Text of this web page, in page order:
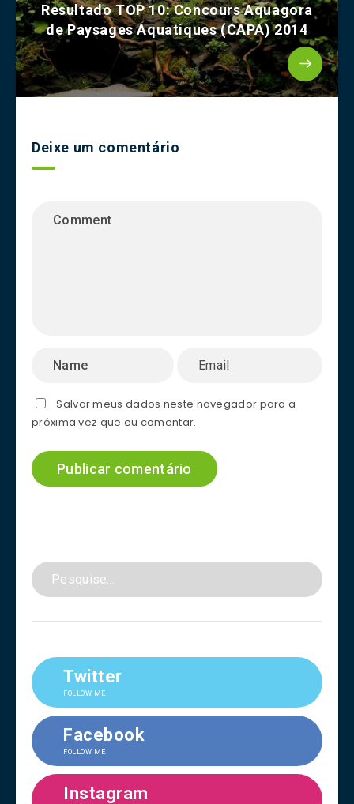
Resultado TOP 10: Concours Aquagora
de Paysages Aquatiques (CAPA) 2014
Deixe um comentário
Salvar meus dados neste navegador para a
próxima vez que eu comentar.
Twitter
FOLLOW ME!
Facebook
FOLLOW ME!
Instagram